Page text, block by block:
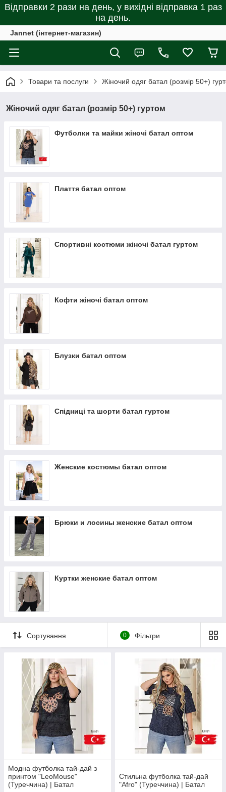
Відправки 2 рази на день, у вихідні відправка 1 раз
на день.
Jannet (інтернет-магазин)
Товари та послуги Жіночий одяг батал (розмір 50+)
Жіночий одяг батал (розмір 50+) гуртом
Футболки та майки жіночі батал оптом
Плаття батал оптом
Спортивні костюми жіночі батал гуртом
Кофти жіночі батал оптом
Блузки батал оптом
Спідниці та шорти батал гуртом
Женские костюмы батал оптом
Брюки и лосины женские батал оптом
Куртки женские батал оптом
Сортування 0 Фільтри
Модна футболка тай-дай з
принтом "LeoMouse"
(Туреччина) | Батал
Стильна футболка тай-дай
"Afro" (Туреччина) | Батал